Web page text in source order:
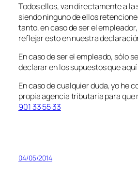
Todos ellos, van directamente a la
siendo ninguno de ellos
tanto, en caso de ser el
reflejar esto en nuestra
En caso de ser el empleado, sólo
declarar en los supuestos que
En caso de cualquier duda, yo he
propia agencia tributaria para que
901 33 55 33
04/05/2014